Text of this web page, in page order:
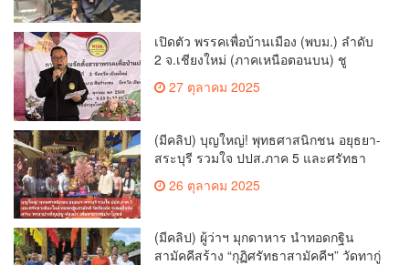
เปิดตัว พรรคเพื่อบ้านเมือง (พบม.) ลำดับ
2 จ.เชียงใหม่ (ภาคเหนือตอนบน) ชู
นโยบาย ปลดหนี้ สร้างรายได้ ตั้งกองทุน
เกษตรกร สร้างสวัสดิการ-อาชีพที่มั่นคง
เผาทำลายยาเสพติดทิ้งทันทีหากจับได้
27 ตุลาคม 2025
(มีคลิป) บุญใหญ่! พุทธศาสนิกชน อยุธยา-
สระบุรี รวมใจ ปปส.ภาค 5 และศรัทธา
26 ตุลาคม 2025
(มีคลิป) ผู้ว่าฯ มุกดาหาร นำทอดกฐิน
สามัคคีสร้าง “กุฏิศรัทธาสามัคคีฯ” วัดทากู่